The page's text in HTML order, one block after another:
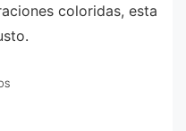
coloridas, esta